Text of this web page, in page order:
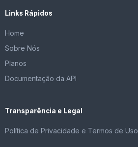
Links Rápidos
Home
Sobre Nós
Planos
Documentação da API
Transparência e Legal
Política de Privacidade e Termos de Uso